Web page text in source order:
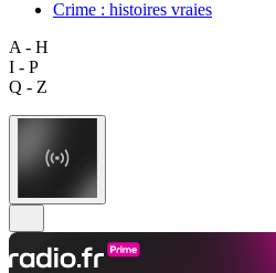
Crime : histoires vraies
A - H
I - P
Q - Z